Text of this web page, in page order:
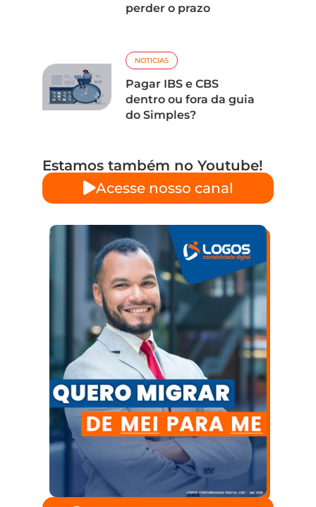
perder o prazo
NOTICIAS
Pagar IBS e CBS
dentro ou fora da guia
do Simples?
Estamos também no Youtube!
Acesse nosso canal